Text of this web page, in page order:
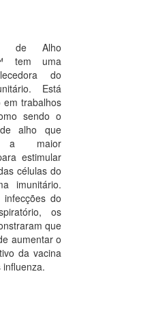
de Alho
tem uma
do
Está
em trabalhos
sendo o
alho que
a maior
estimular
células do
imunitário.
do
os
que
aumentar o
da vacina